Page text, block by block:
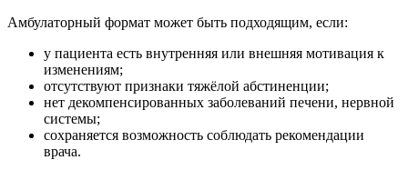
Амбулаторный формат может быть подходящим, если:
у пациента есть внутренняя или внешняя мотивация к
изменениям;
отсутствуют признаки тяжёлой абстиненции;
нет декомпенсированных заболеваний печени, нервной
системы;
сохраняется возможность соблюдать рекомендации
врача.